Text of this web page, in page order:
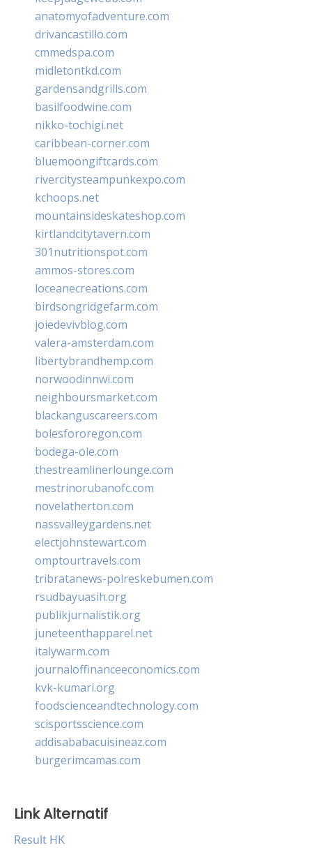
anatomyofadventure.com
drivancastillo.com
cmmedspa.com
midletontkd.com
gardensandgrills.com
basilfoodwine.com
nikko-tochigi.net
caribbean-corner.com
bluemoongiftcards.com
rivercitysteampunkexpo.com
kchoops.net
mountainsideskateshop.com
kirtlandcitytavern.com
301nutritionspot.com
ammos-stores.com
loceanecreations.com
birdsongridgefarm.com
joiedevivblog.com
valera-amsterdam.com
libertybrandhemp.com
norwoodinnwi.com
neighboursmarket.com
blackanguscareers.com
bolesfororegon.com
bodega-ole.com
thestreamlinerlounge.com
mestrinorubanofc.com
novelatherton.com
nassvalleygardens.net
electjohnstewart.com
omptourtravels.com
tribratanews-polreskebumen.com
rsudbayuasih.org
publikjurnalistik.org
juneteenthapparel.net
italywarm.com
journaloffinanceeconomics.com
kvk-kumari.org
foodscienceandtechnology.com
scisportsscience.com
addisababacuisineaz.com
burgerimcamas.com
Link Alternatif
Result HK